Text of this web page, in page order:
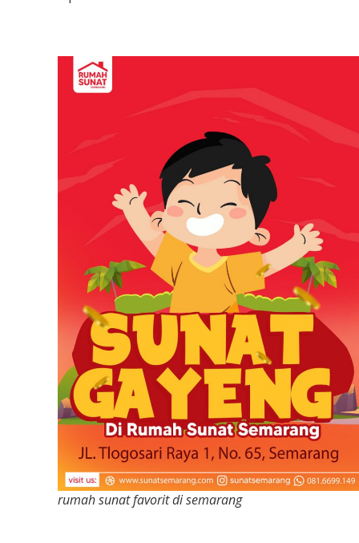
rumah sunat favorit di semarang